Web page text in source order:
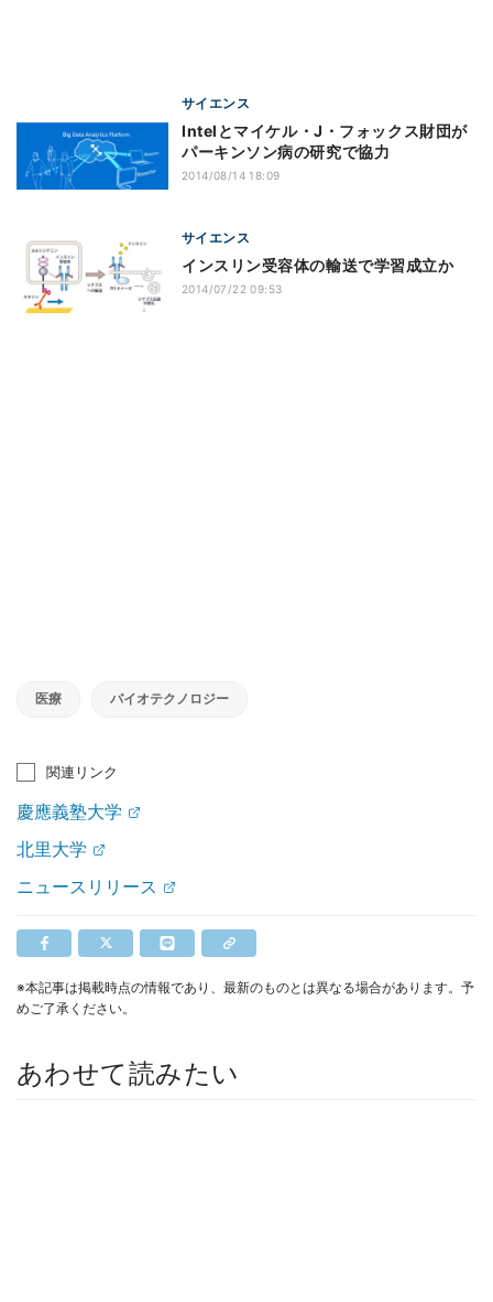
サイエンス
Intelとマイケル・J・フォックス財団が
パーキンソン病の研究で協力
2014/08/14 18:09
サイエンス
インスリン受容体の輸送で学習成立か
2014/07/22 09:53
医療 バイオテクノロジー
関連リンク
慶應義塾大学
北里大学
ニュースリリース
※本記事は掲載時点の情報であり、最新のものとは異なる場合があります。予
めご了承ください。
あわせて読みたい